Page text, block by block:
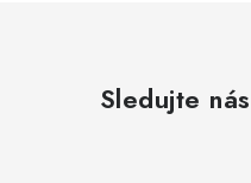
Sledujte